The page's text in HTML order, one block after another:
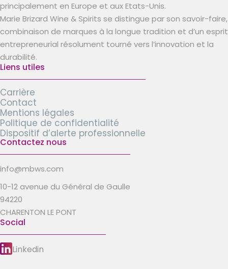
principalement en Europe et aux Etats-Unis.
Marie Brizard Wine & Spirits se distingue par son savoir-faire,
combinaison de marques à la longue tradition et d’un esprit
entrepreneurial résolument tourné vers l’innovation et la
durabilité.
Liens utiles
Carrière
Contact
Mentions légales
Politique de confidentialité
Dispositif d’alerte professionnelle
Contactez nous
info@mbws.com
10-12 avenue du Général de Gaulle
94220
CHARENTON LE PONT
Social
Linkedin